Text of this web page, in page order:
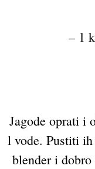
– 1
Jagode oprati i
l vode. Pustiti
blender i